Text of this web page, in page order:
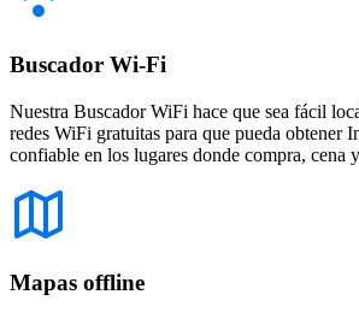
Buscador Wi-Fi
Nuestra Buscador WiFi hace que sea fácil
redes WiFi gratuitas para que pueda obtener
confiable en los lugares donde compra, cena
Mapas offline